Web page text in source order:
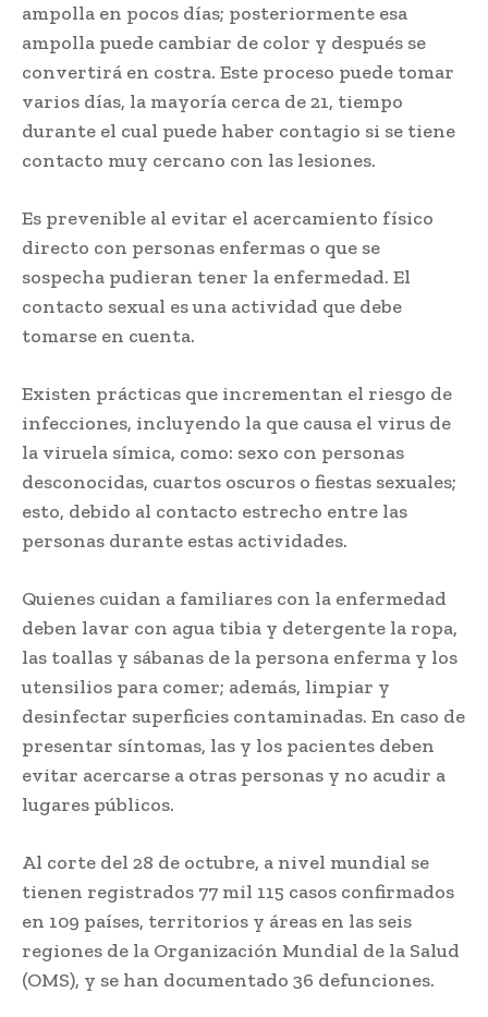
ampolla en pocos días; posteriormente esa
ampolla puede cambiar de color y después se
convertirá en costra. Este proceso puede tomar
varios días, la mayoría cerca de 21, tiempo
durante el cual puede haber contagio si se tiene
contacto muy cercano con las lesiones.
Es prevenible al evitar el acercamiento físico
directo con personas enfermas o que se
sospecha pudieran tener la enfermedad. El
contacto sexual es una actividad que debe
tomarse en cuenta.
Existen prácticas que incrementan el riesgo de
infecciones, incluyendo la que causa el virus de
la viruela símica, como: sexo con personas
desconocidas, cuartos oscuros o fiestas sexuales;
esto, debido al contacto estrecho entre las
personas durante estas actividades.
Quienes cuidan a familiares con la enfermedad
deben lavar con agua tibia y detergente la ropa,
las toallas y sábanas de la persona enferma y los
utensilios para comer; además, limpiar y
desinfectar superficies contaminadas. En caso de
presentar síntomas, las y los pacientes deben
evitar acercarse a otras personas y no acudir a
lugares públicos.
Al corte del 28 de octubre, a nivel mundial se
tienen registrados 77 mil 115 casos confirmados
en 109 países, territorios y áreas en las seis
regiones de la Organización Mundial de la Salud
(OMS), y se han documentado 36 defunciones.